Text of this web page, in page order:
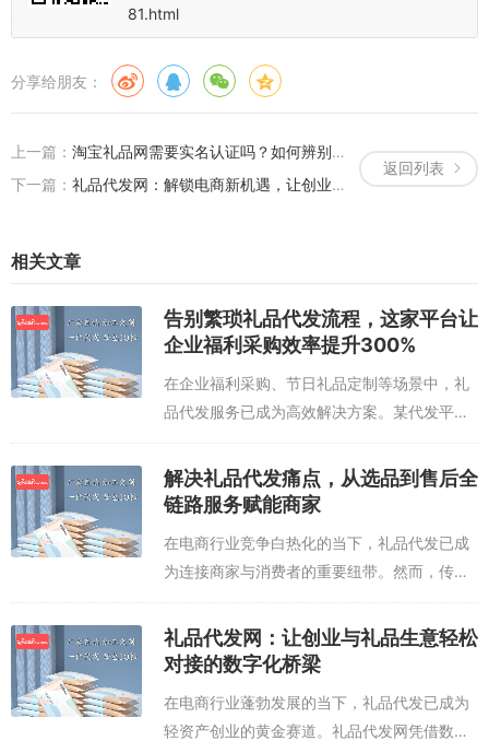
81.html
分享给朋友：
返回列表
上一篇： 淘宝礼品网需要实名认证吗？如何辨别真假？
下一篇： 礼品代发网：解锁电商新机遇，让创业与盈利更轻松
相关文章
告别繁琐礼品代发流程，这家平台让
企业福利采购效率提升300%
在企业福利采购、节日礼品定制等场景中，礼
品代发服务已成为高效解决方案。某代发平台
凭借全国12大仓储中心的布局，实现从下单到
送达72小时直达全国300+城市，让传统礼品
采购的“选品-仓储-物流”繁琐链条...
解决礼品代发痛点，从选品到售后全
链路服务赋能商家
在电商行业竞争白热化的当下，礼品代发已成
为连接商家与消费者的重要纽带。然而，传统
代发模式中存在的库存管理混乱、物流时效
差、售后响应慢等问题，正制约着企业的增长
空间。新兴的礼品代发平台通过整合全球供应
礼品代发网：让创业与礼品生意轻松
对接的数字化桥梁
在电商行业蓬勃发展的当下，礼品代发已成为
轻资产创业的黄金赛道。礼品代发网凭借数字